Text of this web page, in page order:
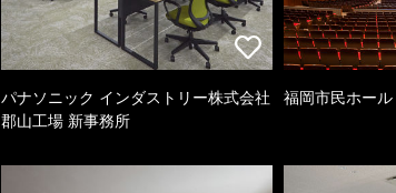
パナソニック インダストリー株式会社
郡山工場 新事務所
福岡市民ホール